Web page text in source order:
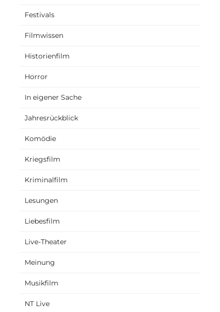
Festivals
Filmwissen
Historienfilm
Horror
In eigener Sache
Jahresrückblick
Komödie
Kriegsfilm
Kriminalfilm
Lesungen
Liebesfilm
Live-Theater
Meinung
Musikfilm
NT Live